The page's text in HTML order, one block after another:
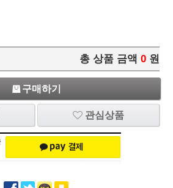
총 상품 금액 0 원
구매하기
관심상품